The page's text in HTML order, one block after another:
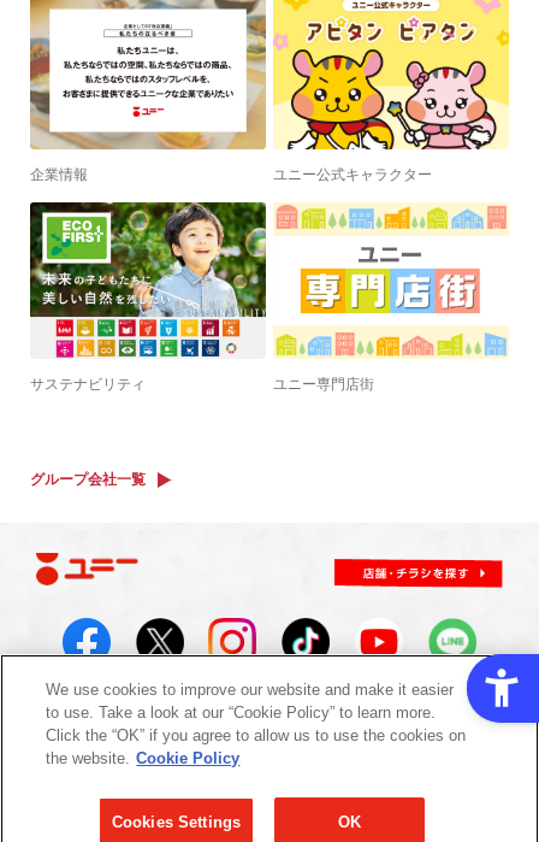
企業情報 ユニー公式キャラクター
サステナビリティ ユニー専門店街
グループ会社一覧
サイトについて
サイトマップ
サイトのご利用にあたって
プライバシーポリシー
反社会的勢力に対する基本方針
外部送信規律について
We use cookies to improve our website and make it easier
to use. Take a look at our “Cookie Policy” to learn more.
Click the “OK” if you agree to allow us to use the cookies on
the website. Cookie Policy
Cookies Settings OK